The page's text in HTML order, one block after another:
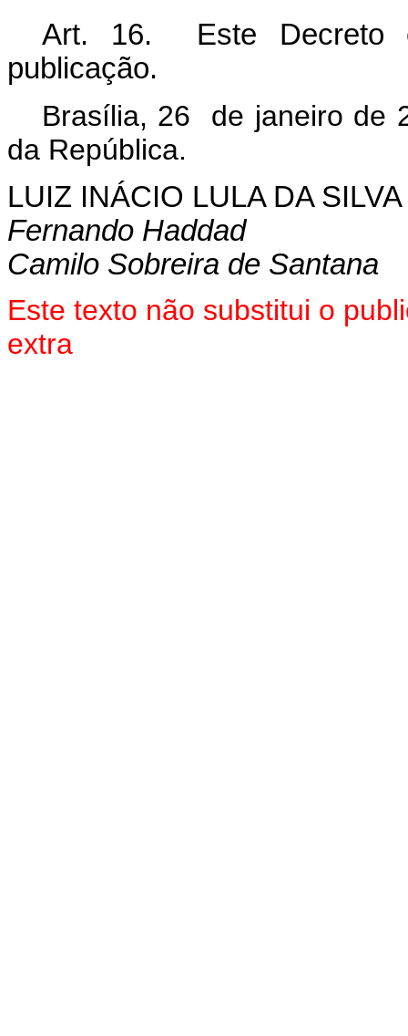
Art. 16. Este Decreto
publicação.
Brasília, 26 de janeiro de
da República.
LUIZ INÁCIO LULA DA SILVA
Fernando Haddad
Camilo Sobreira de Santana
Este texto não substitui o
extra